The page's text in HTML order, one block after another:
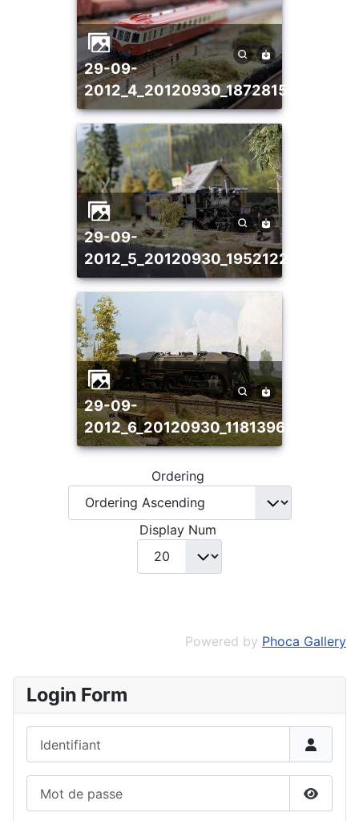
29-09-
2012_4_20120930_1872815057
29-09-
2012_5_20120930_1952122686
29-09-
2012_6_20120930_1181396854
Ordering
Display Num
Powered by Phoca Gallery
Login Form